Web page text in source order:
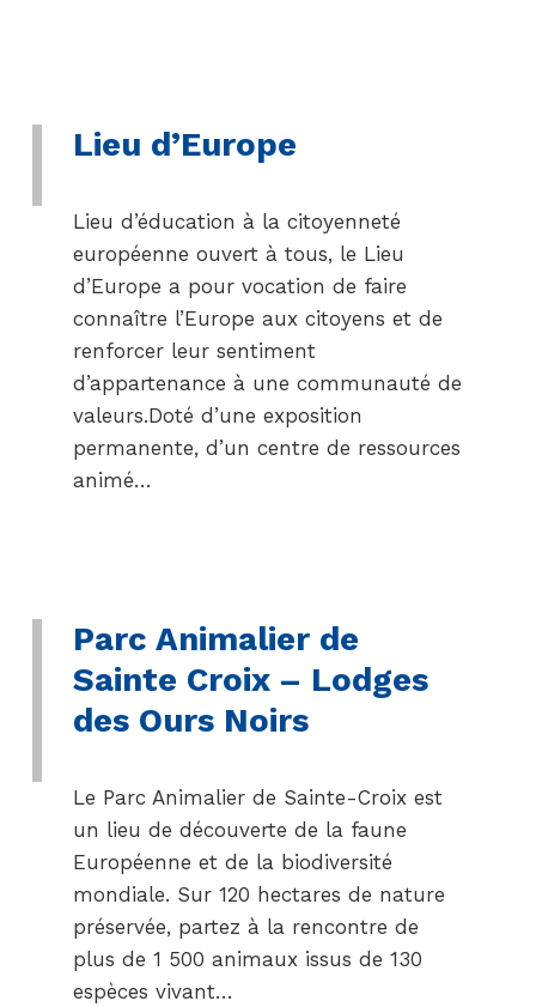
Lieu d’Europe
Lieu d’éducation à la citoyenneté
européenne ouvert à tous, le Lieu
d’Europe a pour vocation de faire
connaître l’Europe aux citoyens et de
renforcer leur sentiment
d’appartenance à une communauté de
valeurs.Doté d’une exposition
permanente, d’un centre de ressources
animé…
Parc Animalier de
Sainte Croix – Lodges
des Ours Noirs
Le Parc Animalier de Sainte-Croix est
un lieu de découverte de la faune
Européenne et de la biodiversité
mondiale. Sur 120 hectares de nature
préservée, partez à la rencontre de
plus de 1 500 animaux issus de 130
espèces vivant…